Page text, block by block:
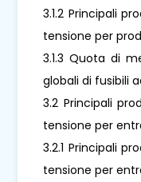
3.1.2 Principali
tensione per
3.1.3 Quota di
globali di fusibili
3.2 Principali
tensione per
3.2.1 Principali
tensione per